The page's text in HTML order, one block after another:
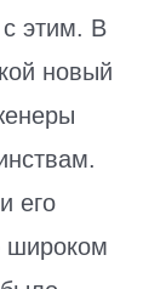
этим. В
новый
его
широком